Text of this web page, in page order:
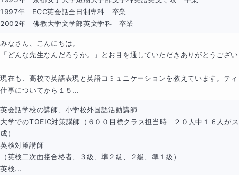
1997年　ECC英会話全日制専科　卒業
2002年　佛教大学文学部英文学科　卒業
みなさん、こんにちは。
「どんな先生なんだろうか。」とお目を通していただきありがとうござい
現在も、高校で英語表現と英語コミュニケーションを教えています。ティ
仕事についてから１５...
英会話学校の講師、小学校外国語活動講師
大学でのTOEIC対策講師（６００目標クラス担当時　２０人中１６人が
成）
英検対策講師
（英検二次面接合格者、３級、準２級、２級、準１級）
英検...